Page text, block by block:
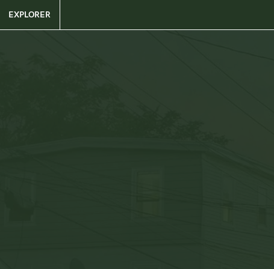
EXPLORER